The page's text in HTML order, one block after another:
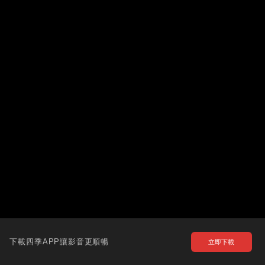
下載四季APP讓影音更順暢 立即下載